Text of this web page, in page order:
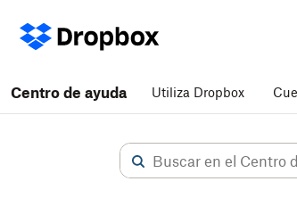
Centro de ayuda Utiliza Dropbox